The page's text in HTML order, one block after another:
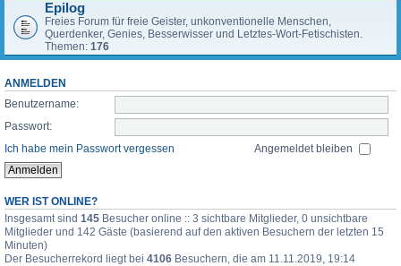
Epilog
Freies Forum für freie Geister, unkonventionelle Menschen,
Querdenker, Genies, Besserwisser und Letztes-Wort-Fetischisten.
Themen: 176
ANMELDEN
Benutzername:
Passwort:
Ich habe mein Passwort vergessen
Angemeldet bleiben
WER IST ONLINE?
Insgesamt sind 145 Besucher online :: 3 sichtbare Mitglieder, 0 unsichtbare
Mitglieder und 142 Gäste (basierend auf den aktiven Besuchern der letzten 15
Minuten)
Der Besucherrekord liegt bei 4106 Besuchern, die am 11.11.2019, 19:14